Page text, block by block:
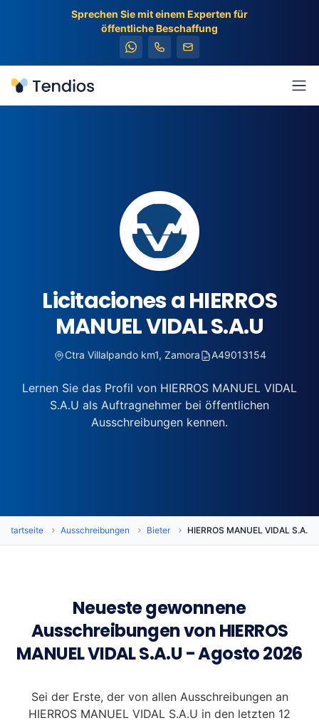
Sprechen Sie mit einem Experten für
öffentliche Beschaffung
Tendios
Licitaciones a HIERROS
MANUEL VIDAL S.A.U
Ctra Villalpando km1, Zamora A49013154
Lernen Sie das Profil von HIERROS MANUEL VIDAL
S.A.U als Auftragnehmer bei öffentlichen
Ausschreibungen kennen.
Startseite Ausschreibungen Bieter HIERROS MANUEL VIDAL S.A.U
Neueste gewonnene
Ausschreibungen von HIERROS
MANUEL VIDAL S.A.U - Agosto 2026
Sei der Erste, der von allen Ausschreibungen an
HIERROS MANUEL VIDAL S.A.U in den letzten 12